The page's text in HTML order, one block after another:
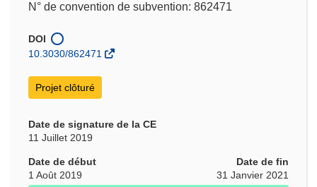
N° de convention de subvention: 862471
DOI
10.3030/862471
Projet clôturé
Date de signature de la CE
11 Juillet 2019
Date de début
1 Août 2019
Date de fin
31 Janvier 2021